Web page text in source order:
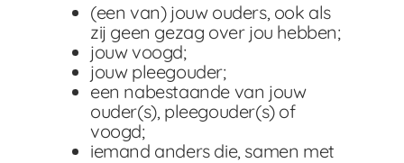
(een van) jouw ouders, ook als
zij geen gezag over jou hebben;
jouw voogd;
jouw pleegouder;
een nabestaande van jouw
ouder(s), pleegouder(s) of
voogd;
iemand anders die, samen met